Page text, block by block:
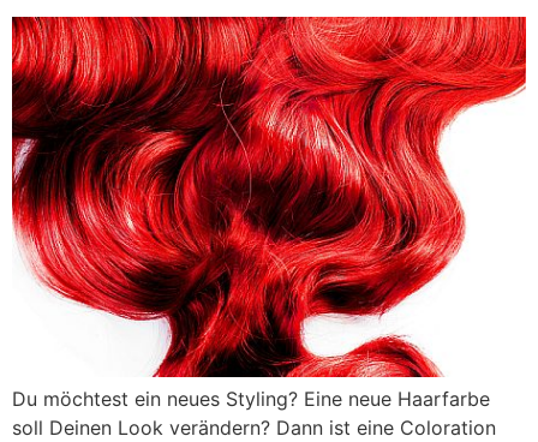
Du möchtest ein neues Styling? Eine neue Haarfarbe
soll Deinen Look verändern? Dann ist eine Coloration